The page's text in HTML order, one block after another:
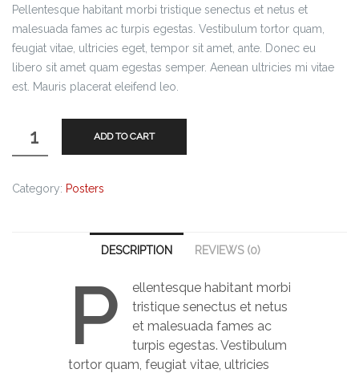
Pellentesque habitant morbi tristique senectus et netus et
malesuada fames ac turpis egestas. Vestibulum tortor quam,
feugiat vitae, ultricies eget, tempor sit amet, ante. Donec eu
libero sit amet quam egestas semper. Aenean ultricies mi vitae
est. Mauris placerat eleifend leo.
ADD TO CART
Category: Posters
DESCRIPTION REVIEWS (0)
P
ellentesque habitant morbi
tristique senectus et netus
et malesuada fames ac
turpis egestas. Vestibulum
tortor quam, feugiat vitae, ultricies